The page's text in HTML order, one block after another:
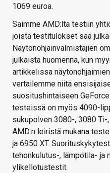
1069 euroa.
Saimme AMD:lta testiin
joista testitulokset saa
Näytönohjainvalmistajien
julkaista huomenna, kun
artikkelissa
vertailemme niitä
suositushintaiseen
testeissä on myös 4090-
sukupolven 3080-, 3080
AMD:n leiristä mukana
ja 6950 XT.
tehonkulutus-, lämpötila- ja
ylikellotustestit.